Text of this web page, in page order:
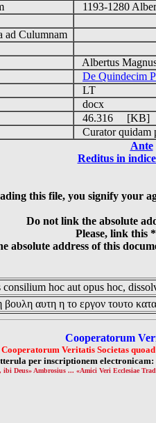
1193-1280
ad Culumnam
Albertus
De Quindecim
LT
docx
46.316 [KB]
Curator quidam
Ante
Reditus in
this file, you signify your
Do not link the absolute
Please, link this
absolute address of this
consilium hoc aut opus hoc,
αυτη η το εργον τουτο
Cooperatorum
Veritatis Societas
per inscriptionem
ibi Deus» Ambrosius ... «Amici Veri Ecclesiae